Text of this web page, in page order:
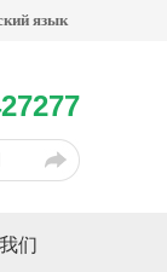
язык
们